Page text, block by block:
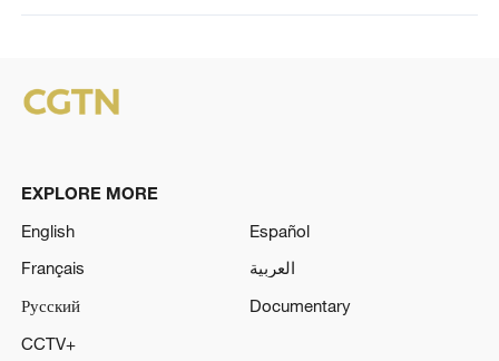
EXPLORE MORE
English
Español
Français
العربية
Русский
Documentary
CCTV+